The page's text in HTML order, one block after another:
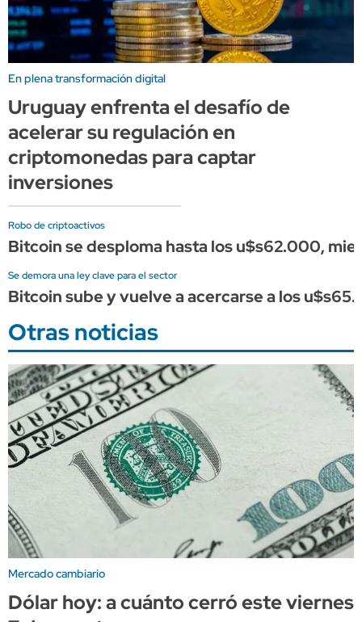
En plena transformación digital
Uruguay enfrenta el desafío de
acelerar su regulación en
criptomonedas para captar
inversiones
Robo de criptoactivos
Bitcoin se desploma hasta los u$s62.000,
Se demora una ley clave para el sector
Bitcoin sube y vuelve a acercarse a los
Otras noticias
Mercado cambiario
Dólar hoy: a cuánto cerró este viernes